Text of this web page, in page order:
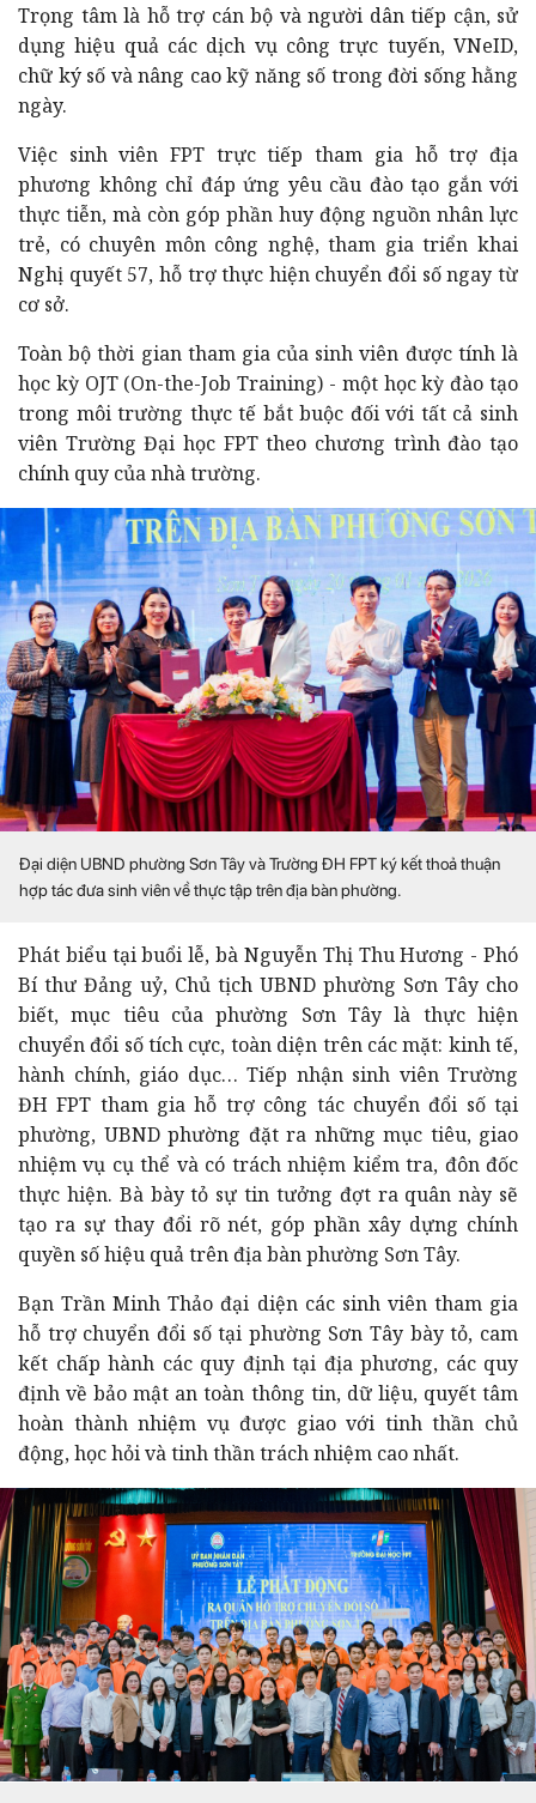
Trọng tâm là hỗ trợ cán bộ và người dân tiếp cận, sử
dụng hiệu quả các dịch vụ công trực tuyến, VNeID,
chữ ký số và nâng cao kỹ năng số trong đời sống hằng
ngày.
Việc sinh viên FPT trực tiếp tham gia hỗ trợ địa
phương không chỉ đáp ứng yêu cầu đào tạo gắn với
thực tiễn, mà còn góp phần huy động nguồn nhân lực
trẻ, có chuyên môn công nghệ, tham gia triển khai
Nghị quyết 57, hỗ trợ thực hiện chuyển đổi số ngay từ
cơ sở.
Toàn bộ thời gian tham gia của sinh viên được tính là
học kỳ OJT (On-the-Job Training) - một học kỳ đào tạo
trong môi trường thực tế bắt buộc đối với tất cả sinh
viên Trường Đại học FPT theo chương trình đào tạo
chính quy của nhà trường.
Đại diện UBND phường Sơn Tây và Trường ĐH FPT ký kết thoả thuận
hợp tác đưa sinh viên về thực tập trên địa bàn phường.
Phát biểu tại buổi lễ, bà Nguyễn Thị Thu Hương - Phó
Bí thư Đảng uỷ, Chủ tịch UBND phường Sơn Tây cho
biết, mục tiêu của phường Sơn Tây là thực hiện
chuyển đổi số tích cực, toàn diện trên các mặt: kinh tế,
hành chính, giáo dục… Tiếp nhận sinh viên Trường
ĐH FPT tham gia hỗ trợ công tác chuyển đổi số tại
phường, UBND phường đặt ra những mục tiêu, giao
nhiệm vụ cụ thể và có trách nhiệm kiểm tra, đôn đốc
thực hiện. Bà bày tỏ sự tin tưởng đợt ra quân này sẽ
tạo ra sự thay đổi rõ nét, góp phần xây dựng chính
quyền số hiệu quả trên địa bàn phường Sơn Tây.
Bạn Trần Minh Thảo đại diện các sinh viên tham gia
hỗ trợ chuyển đổi số tại phường Sơn Tây bày tỏ, cam
kết chấp hành các quy định tại địa phương, các quy
định về bảo mật an toàn thông tin, dữ liệu, quyết tâm
hoàn thành nhiệm vụ được giao với tinh thần chủ
động, học hỏi và tinh thần trách nhiệm cao nhất.